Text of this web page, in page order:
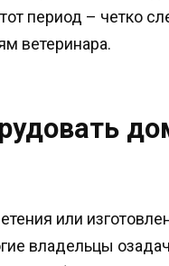
период – четко
ветеринара.
или
владельцы